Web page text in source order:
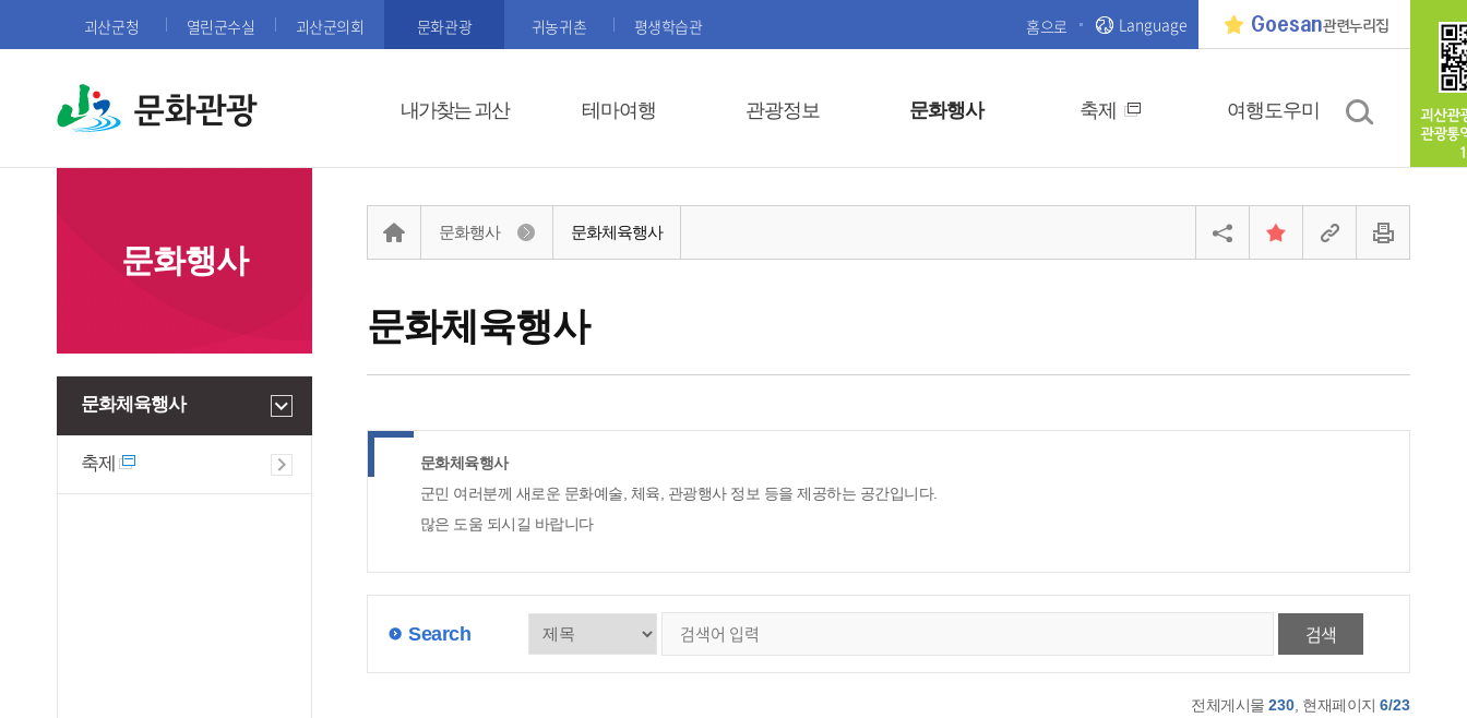
괴산군청 열린군수실 괴산군의회 문화관광 귀농귀촌 평생학습관 홈으로 Language Goesan관련누리집
문화관광 내가찾는 괴산 테마여행 관광정보 문화행사 축제 여행도우미
괴산관
관광통
문화행사
문화체육행사
축제
문화체육행사
문화행사 문화체육행사
문화체육행사
군민 여러분께 새로운 문화예술, 체육, 관광행사 정보 등을 제공하는 공간입니다.
많은 도움 되시길 바랍니다
Search 검색
전체게시물 230 , 현재페이지 6/23